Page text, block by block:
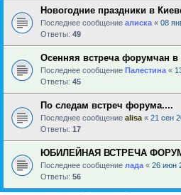
Новогодние праздники в
Последнее сообщение алиска « 08
Ответы: 49
Осенняя встреча форумчан в
Последнее сообщение Палестина «
Ответы: 45
По следам встреч форума....
Последнее сообщение alisa « 21 сен
Ответы: 17
ЮБИЛЕЙНАЯ ВСТРЕЧА
Последнее сообщение лада « 26 июн
Ответы: 56